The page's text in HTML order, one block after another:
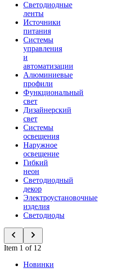
Светодиодные
ленты
Источники
питания
Системы
управления
и
автоматизации
Алюминиевые
профили
Функциональный
свет
Дизайнерский
свет
Системы
освещения
Наружное
освещение
Гибкий
неон
Светодиодный
декор
Электроустановочные
изделия
Светодиоды
Item 1 of 12
Новинки